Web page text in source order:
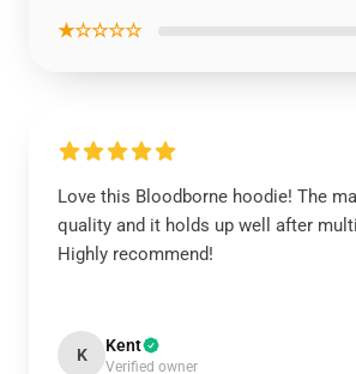
★☆☆☆☆
Love this Bloodborne hoodie! The
quality and it holds up well after
Highly recommend!
K Kent
Verified owner